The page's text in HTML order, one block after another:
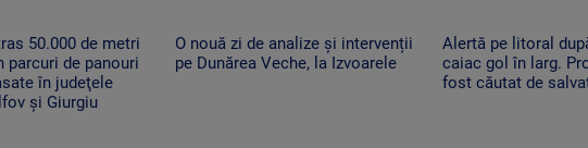
50.000 de metri
parcuri de panouri
în judeţele
şi Giurgiu
O nouă zi de analize și intervenții
pe Dunărea Veche, la Izvoarele
Alertă pe litoral
caiac gol în larg.
fost căutat de